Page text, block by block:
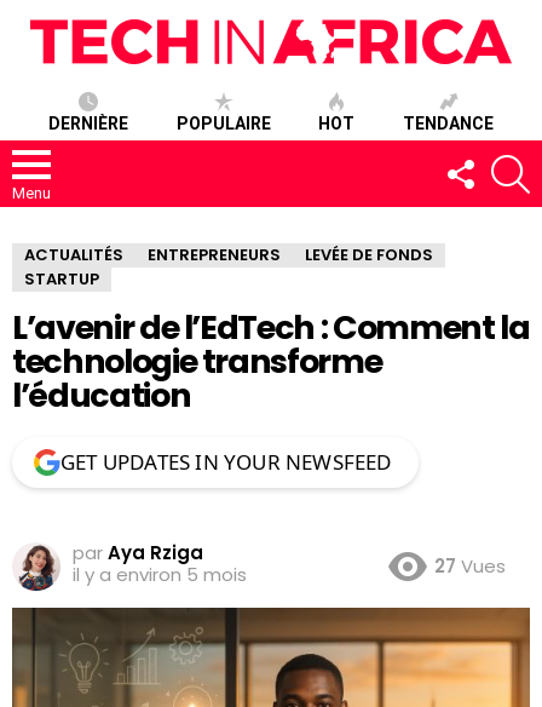
DERNIÈRE POPULAIRE HOT TENDANCE
Menu
SUIVEZ-
NOUS
ACTUALITÉS ENTREPRENEURS
LEVÉE DE FONDS
STARTUP
L’avenir de l’EdTech : Comment la
technologie transforme
l’éducation
GET UPDATES IN YOUR NEWSFEED
parAya Rziga
il y a environ 5 mois
27 Vues